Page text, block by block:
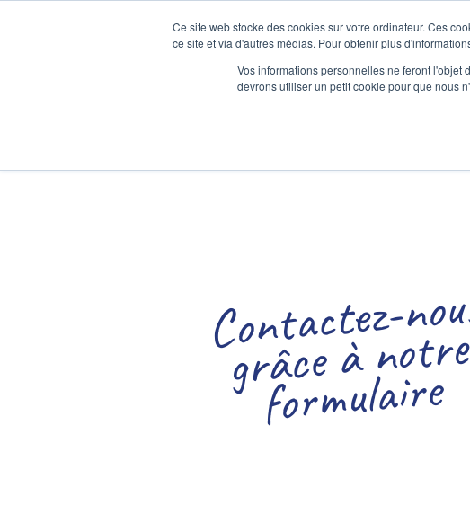
Ce site web stocke des cookies sur votre ordinateur. Ces
ce site et via d'autres médias. Pour obtenir plus
Vos informations personnelles ne feront l'objet
devrons utiliser un petit cookie pour que nous
notre
aire